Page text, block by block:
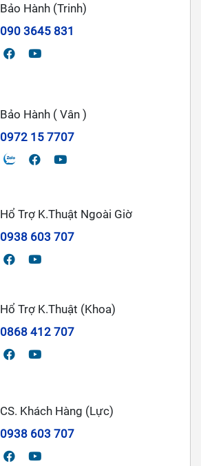
Bảo Hành (Trinh)
090 3645 831
Bảo Hành ( Vân )
0972 15 7707
Hổ Trợ K.Thuật Ngoài Giờ
0938 603 707
Hổ Trợ K.Thuật (Khoa)
0868 412 707
CS. Khách Hàng (Lực)
0938 603 707